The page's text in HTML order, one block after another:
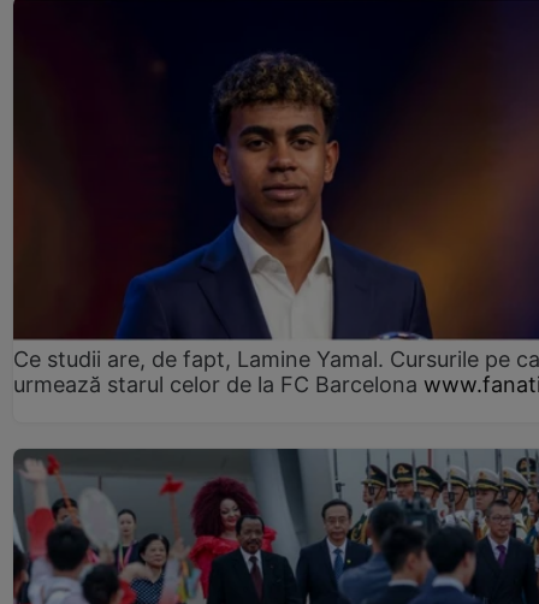
Ce studii are, de fapt, Lamine Yamal. Cursurile pe
urmează starul celor de la FC Barcelona